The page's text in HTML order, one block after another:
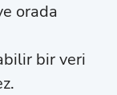
orada
bir veri